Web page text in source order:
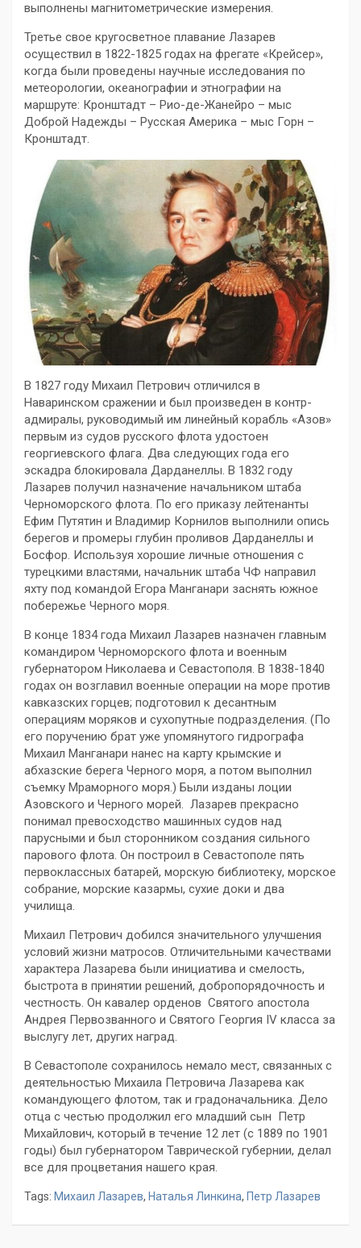
выполнены магнитометрические измерения.
Третье свое кругосветное плавание Лазарев
осуществил в 1822-1825 годах на фрегате «Крейсер»,
когда были проведены научные исследования по
метеорологии, океанографии и этнографии на
маршруте: Кронштадт – Рио-де-Жанейро – мыс
Доброй Надежды – Русская Америка – мыс Горн –
Кронштадт.
B 1827 году Михаил Петрович отличился в
Наваринском сражении и был произведен в контр-
адмиралы, руководимый им линейный корабль «Азов»
первым из судов русского флота удостоен
георгиевского флага. Два следующих года его
эскадра блокировала Дарданеллы. В 1832 году
Лазарев получил назначение начальником штаба
Черноморского флота. По его приказу лейтенанты
Ефим Путятин и Владимир Корнилов выполнили опись
берегов и промеры глубин проливов Дарданеллы и
Босфор. Используя хорошие личные отношения с
турецкими властями, начальник штаба ЧФ направил
яхту под командой Егора Манганари заснять южное
побережье Черного моря.
В конце 1834 года Михаил Лазарев назначен главным
командиром Черноморского флота и военным
губернатором Николаева и Севастополя. В 1838-1840
годах он возглавил военные операции на море против
кавказских горцев; подготовил к десантным
операциям моряков и сухопутные подразделения. (По
его поручению брат уже упомянутого гидрографа
Михаил Манганари нанес на карту крымские и
абхазские берега Черного моря, а потом выполнил
съемку Мраморного моря.) Были изданы лоции
Азовского и Черного морей. Лазарев прекрасно
понимал превосходство машинных судов над
парусными и был сторонником создания сильного
парового флота. Он построил в Севастополе пять
первоклассных батарей, морскую библиотеку, морское
собрание, морские казармы, сухие доки и два
училища.
Михаил Петрович добился значительного улучшения
условий жизни матросов. Отличительными качествами
характера Лазарева были инициатива и смелость,
быстрота в принятии решений, добропорядочность и
честность. Он кавалер орденов Святого апостола
Андрея Первозванного и Святого Георгия IV класса за
выслугу лет, других наград.
В Севастополе сохранилось немало мест, связанных с
деятельностью Михаила Петровича Лазарева как
командующего флотом, так и градоначальника. Дело
отца с честью продолжил его младший сын Петр
Михайлович, который в течение 12 лет (с 1889 по 1901
годы) был губернатором Таврической губернии, делал
все для процветания нашего края.
Tags: Михаил Лазарев, Наталья Линкина, Петр Лазарев